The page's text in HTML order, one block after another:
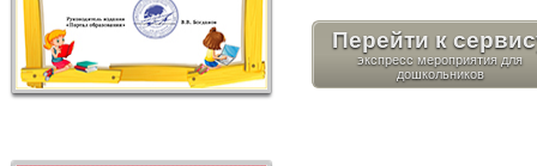
Перейти к
экспресс мероприятия для
дошкольников